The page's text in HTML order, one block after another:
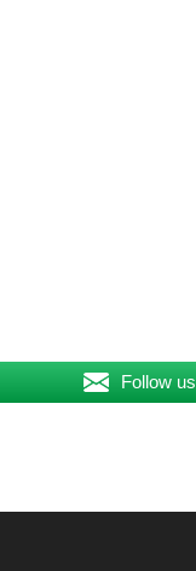
Follow us